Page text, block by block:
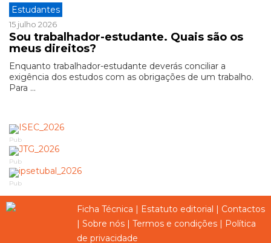
Estudantes
15 julho 2026
Sou trabalhador-estudante. Quais são os
meus direitos?
Enquanto trabalhador-estudante deverás conciliar a
exigência dos estudos com as obrigações de um trabalho.
Para ...
Pub
Pub
Pub
Ficha Técnica | Estatuto editorial | Contactos
| Sobre nós | Termos e condições | Política
de privacidade